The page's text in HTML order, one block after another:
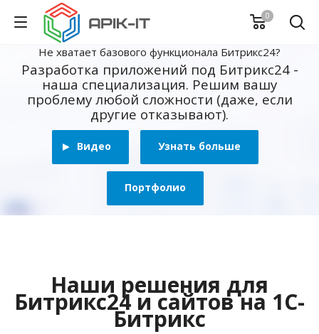
0
Не хватает базового функционала Битрикс24?
Разработка приложений под Битрикс24 -
наша специализация. Решим вашу
проблему любой сложности (даже, если
другие отказывают).
Видео Узнать больше
Портфолио
Наши решения для
Битрикс24 и сайтов на 1С-
Битрикс